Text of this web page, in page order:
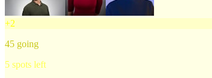
+2
45 going
5 spots left